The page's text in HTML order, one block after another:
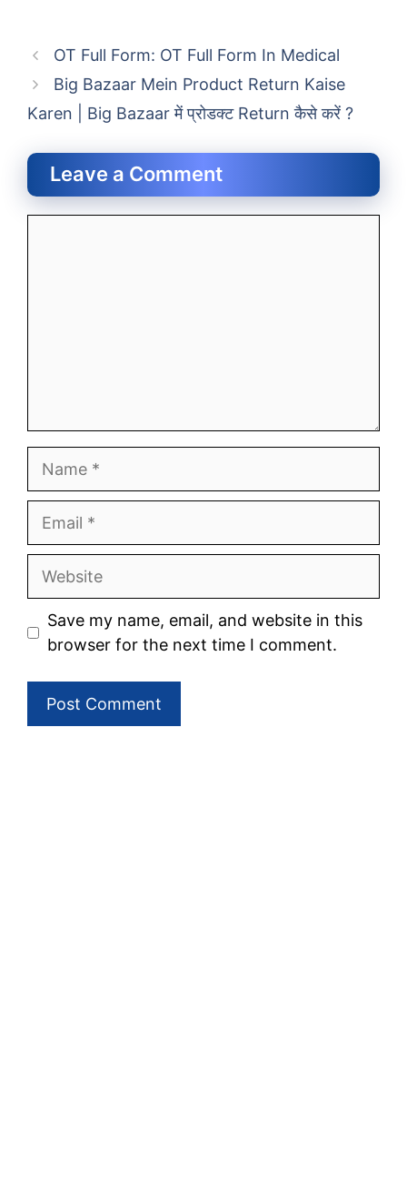
OT Full Form: OT Full Form In Medical
Big Bazaar Mein Product Return Kaise
Karen | Big Bazaar में प्रोडक्ट Return कैसे करें ?
Leave a Comment
Save my name, email, and website in this
browser for the next time I comment.